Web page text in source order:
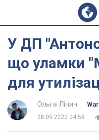
У ДП
що уламки
для
Ольга Ліпич
War
28.05.2022 04:58